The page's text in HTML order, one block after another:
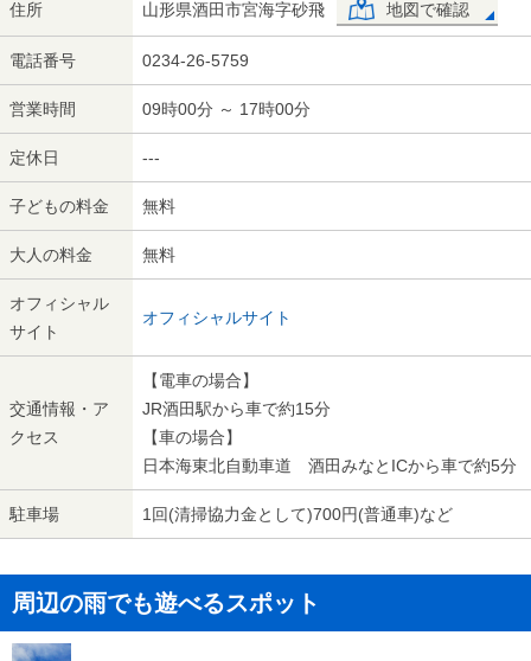
住所 山形県酒田市宮海字砂飛 地図で確認
電話番号 0234-26-5759
営業時間 09時00分 ～ 17時00分
定休日 ---
子どもの料金 無料
大人の料金 無料
オフィシャル
サイト
オフィシャルサイト
交通情報・ア
クセス
【電車の場合】
JR酒田駅から車で約15分
【車の場合】
日本海東北自動車道 酒田みなとICから車で約5分
駐車場 1回(清掃協力金として)700円(普通車)など
周辺の雨でも遊べるスポット